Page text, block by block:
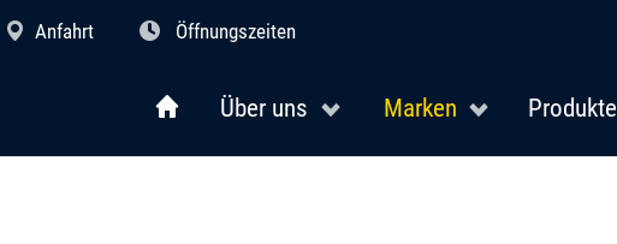
Anfahrt Öffnungszeiten
Über uns Marken Produkte